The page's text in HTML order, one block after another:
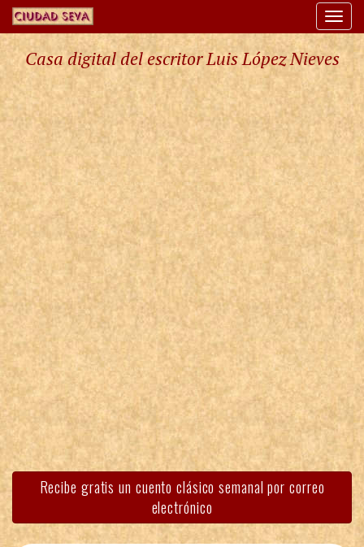
Casa digital del escritor Luis López Nieves
Recibe gratis un cuento clásico semanal por correo
electrónico